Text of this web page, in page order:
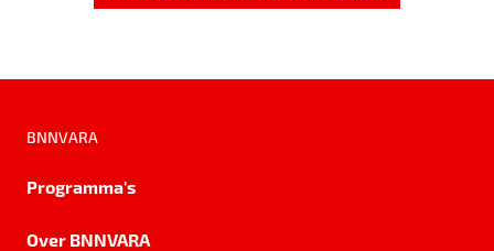
BNNVARA
Programma's
Over BNNVARA